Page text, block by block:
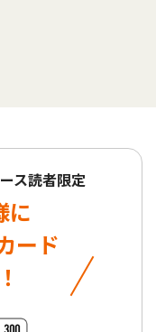
ス読者限定
に
ード